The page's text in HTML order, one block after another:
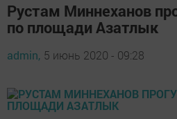
Рустам Миннеханов
по площади Азатлык
admin, 5 июнь 2020 - 09:28